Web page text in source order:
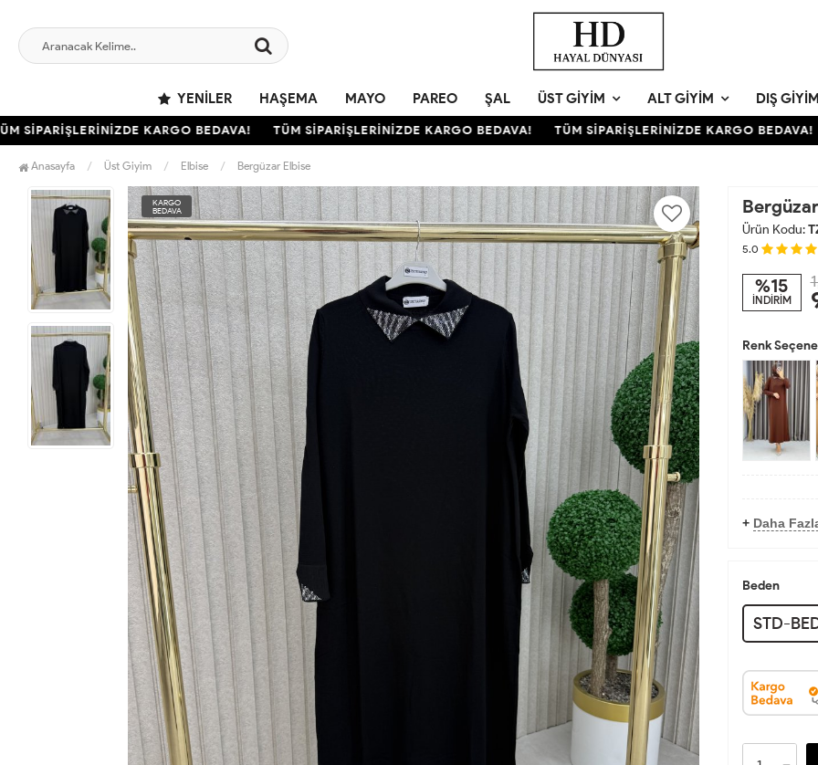
YENILER HAŞEMA MAYO PAREO ŞAL ÜST GIYIM ALT GIYIM DIŞ GIYIM
KARGO BEDAVA! TÜM SİPARİŞLERİNİZDE KARGO BEDAVA! TÜM SİPARİŞLERİNİZDE KARGO BEDAVA!
Anasayfa Üst Giyim Elbise Bergüzar Elbise
KARGO
BEDAVA
Ürün Kodu:
5.0
%15
İNDİRİM
Renk
+ Daha
Beden
STD-